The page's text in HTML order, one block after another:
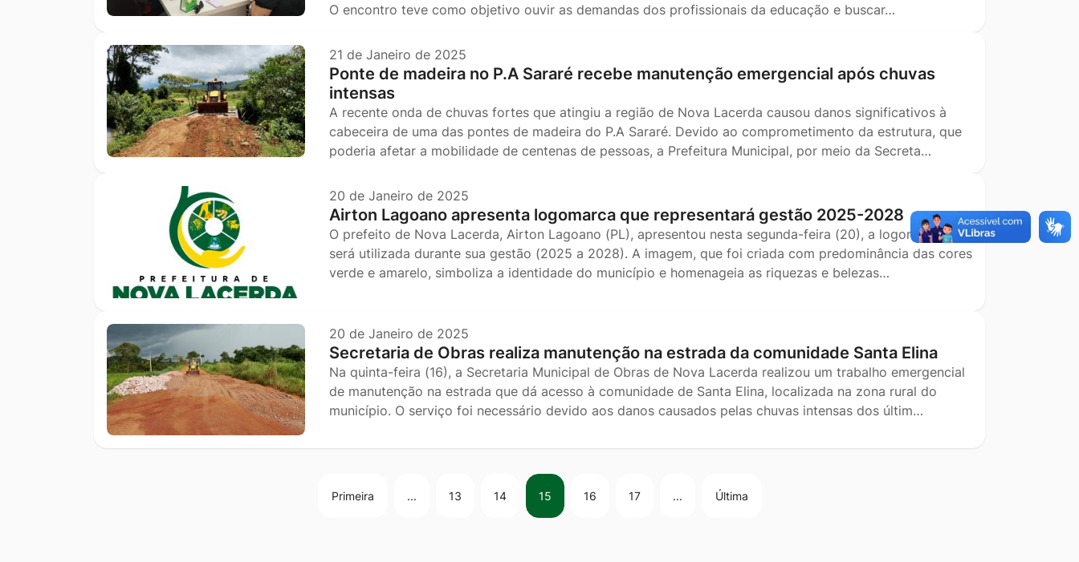
O encontro teve como objetivo ouvir as demandas dos profissionais da educação e buscar…
21 de Janeiro de 2025
Ponte de madeira no P.A Sararé recebe manutenção emergencial após chuvas
intensas
A recente onda de chuvas fortes que atingiu a região de Nova Lacerda causou danos significativos à
cabeceira de uma das pontes de madeira do P.A Sararé. Devido ao comprometimento da estrutura, que
poderia afetar a mobilidade de centenas de pessoas, a Prefeitura Municipal, por meio da Secreta…
20 de Janeiro de 2025
Airton Lagoano apresenta logomarca que representará gestão 2025-2028
O prefeito de Nova Lacerda, Airton Lagoano (PL), apresentou nesta segunda-feira (20), a logomarca que
será utilizada durante sua gestão (2025 a 2028). A imagem, que foi criada com predominância das cores
verde e amarelo, simboliza a identidade do município e homenageia as riquezas e belezas…
20 de Janeiro de 2025
Secretaria de Obras realiza manutenção na estrada da comunidade Santa Elina
Na quinta-feira (16), a Secretaria Municipal de Obras de Nova Lacerda realizou um trabalho emergencial
de manutenção na estrada que dá acesso à comunidade de Santa Elina, localizada na zona rural do
município. O serviço foi necessário devido aos danos causados pelas chuvas intensas dos últim…
Primeira ... 13 14 15 16 17 ... Última